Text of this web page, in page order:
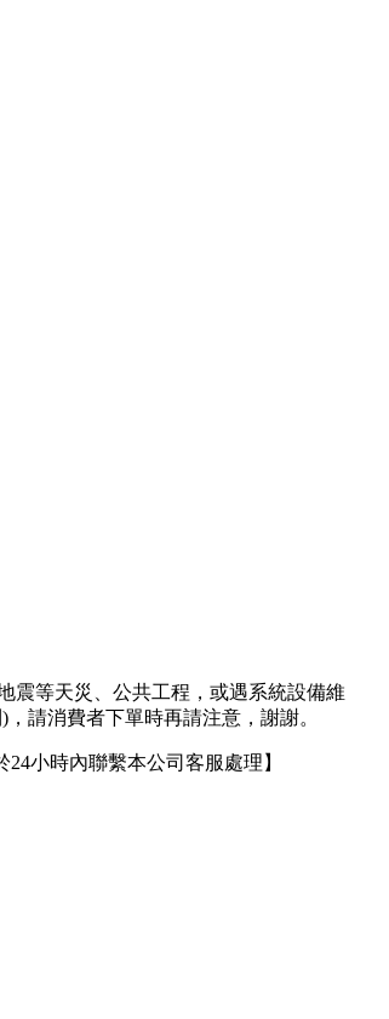
震等天災、公共工程，或遇系統設備維
請消費者下單時再請注意，謝謝。
小時內聯繫本公司客服處理】